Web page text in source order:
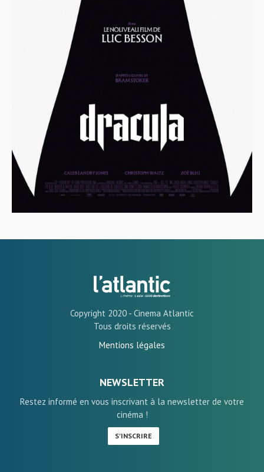
Copyright 2020 - Cinema Atlantic
Tous droits réservés
Mentions légales
NEWSLETTER
Restez informé en vous inscrivant à la newsletter de votre
cinéma !
S'INSCRIRE